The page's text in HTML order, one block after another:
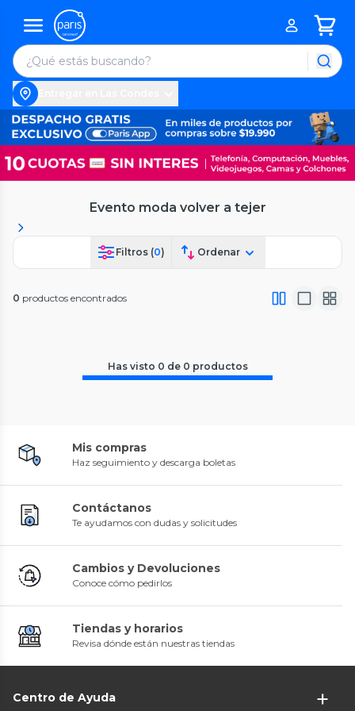
Evento moda volver a tejer
Filtros (0) Ordenar
0 productos encontrados
Has visto 0 de 0 productos
Mis compras
Haz seguimiento y descarga boletas
Contáctanos
Te ayudamos con dudas y solicitudes
Cambios y Devoluciones
Conoce cómo pedirlos
Tiendas y horarios
Revisa dónde están nuestras tiendas
Centro de Ayuda